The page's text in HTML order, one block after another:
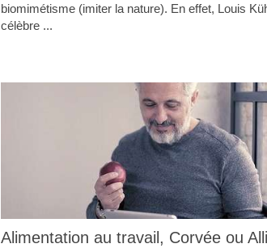
biomimétisme (imiter la nature). En effet, Louis
célèbre ...
Alimentation au travail, Corvée ou